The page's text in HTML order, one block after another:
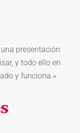
presentación
y todo ello en
y funciona.»